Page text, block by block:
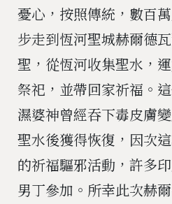
憂心，按照傳統，數百
步走到恆河聖城赫爾德
聖，從恆河收集聖水，
祭祀，並帶回家祈福。
濕婆神曾經吞下毒皮膚
聖水後獲得恢復，因次
的祈福驅邪活動，許多
男丁參加。所幸此次赫